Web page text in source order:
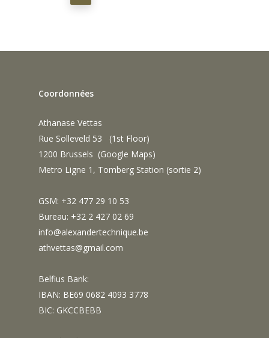
Coordonnées
Athanase Vettas
Rue Solleveld 53 (1st Floor)
1200 Brussels (Google Maps)
Metro Ligne 1, Tomberg Station (sortie 2)
GSM: +32 477 29 10 53
Bureau: +32 2 427 02 69
info@alexandertechnique.be
athvettas@gmail.com
Belfius Bank:
IBAN: BE69 0682 4093 3778
BIC: GKCCBEBB